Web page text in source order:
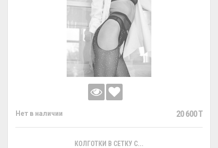
Нет в наличии 20 600 T
КОЛГОТКИ В СЕТКУ С...